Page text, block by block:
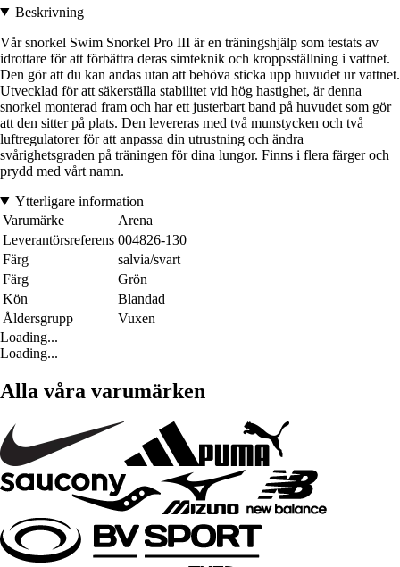
Beskrivning
Vår snorkel Swim Snorkel Pro III är en träningshjälp som testats av
idrottare för att förbättra deras simteknik och kroppsställning i vattnet.
Den gör att du kan andas utan att behöva sticka upp huvudet ur vattnet.
Utvecklad för att säkerställa stabilitet vid hög hastighet, är denna
snorkel monterad fram och har ett justerbart band på huvudet som gör
att den sitter på plats. Den levereras med två munstycken och två
luftregulatorer för att anpassa din utrustning och ändra
svårighetsgraden på träningen för dina lungor. Finns i flera färger och
prydd med vårt namn.
Ytterligare information
Varumärke
Arena
Leverantörsreferens 004826-130
Färg
salvia/svart
Färg
Grön
Kön
Blandad
Åldersgrupp
Vuxen
Loading...
Loading...
Alla våra varumärken